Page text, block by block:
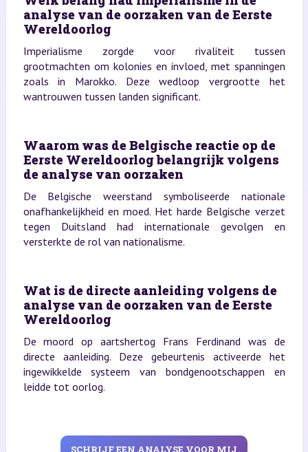
analyse van de oorzaken van de Eerste
Wereldoorlog
Imperialisme zorgde voor rivaliteit tussen
grootmachten om kolonies en invloed, met spanningen
zoals in Marokko. Deze wedloop vergrootte het
wantrouwen tussen landen significant.
Waarom was de Belgische reactie op de
Eerste Wereldoorlog belangrijk volgens
de analyse van oorzaken
De Belgische weerstand symboliseerde nationale
onafhankelijkheid en moed. Het harde Belgische verzet
tegen Duitsland had internationale gevolgen en
versterkte de rol van nationalisme.
Wat is de directe aanleiding volgens de
analyse van de oorzaken van de Eerste
Wereldoorlog
De moord op aartshertog Frans Ferdinand was de
directe aanleiding. Deze gebeurtenis activeerde het
ingewikkelde systeem van bondgenootschappen en
leidde tot oorlog.
SCHRIJF EEN ANALYSE VOOR MIJ